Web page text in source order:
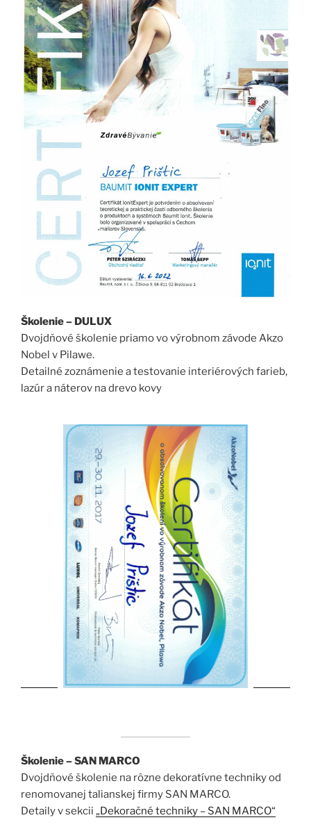
Školenie – DULUX
Dvojdňové školenie priamo vo výrobnom závode Akzo
Nobel v Pilawe.
Detailné zoznámenie a testovanie interiérových farieb,
lazúr a náterov na drevo kovy
Školenie – SAN MARCO
Dvojdňové školenie na rôzne dekoratívne techniky od
renomovanej talianskej firmy SAN MARCO.
Detaily v sekcii „Dekoračné techniky – SAN MARCO“